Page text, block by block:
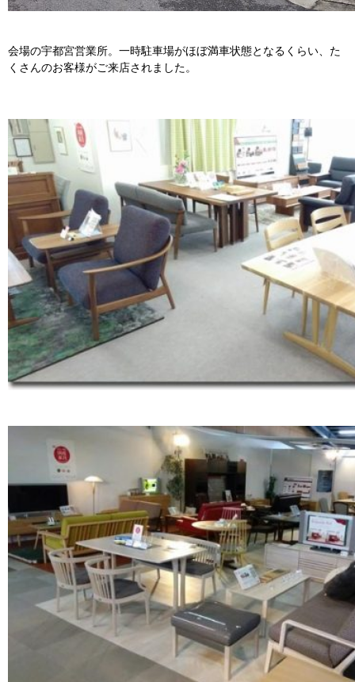
会場の宇都宮営業所。一時駐車場がほぼ満車状態となるくらい、た
くさんのお客様がご来店されました。